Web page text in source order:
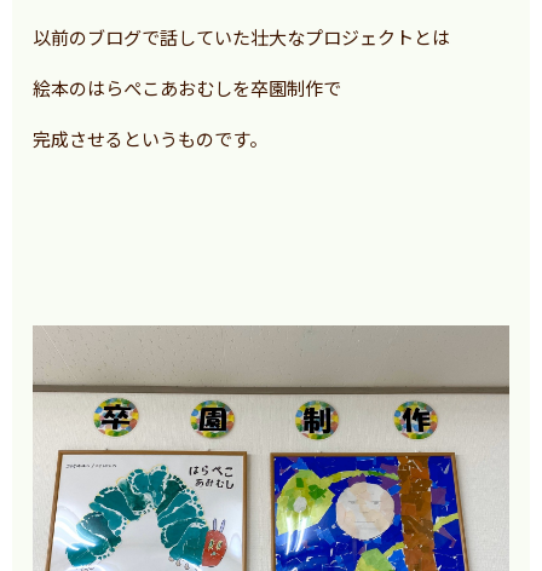
以前のブログで話していた壮大なプロジェクトとは
絵本のはらぺこあおむしを卒園制作で
完成させるというものです。